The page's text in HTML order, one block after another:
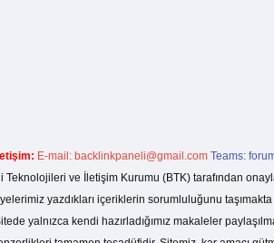
E-mail: backlinkpaneli@gmail.com Teams:
Teknolojileri ve İletişim Kurumu (BTK) tarafından
yazdıkları içeriklerin sorumluluğunu
yalnızca kendi hazırladığımız makaleler